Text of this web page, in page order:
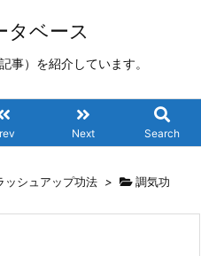
タベース
事）を紹介しています。
Next Search
ッシュアップ功法 > 調気功